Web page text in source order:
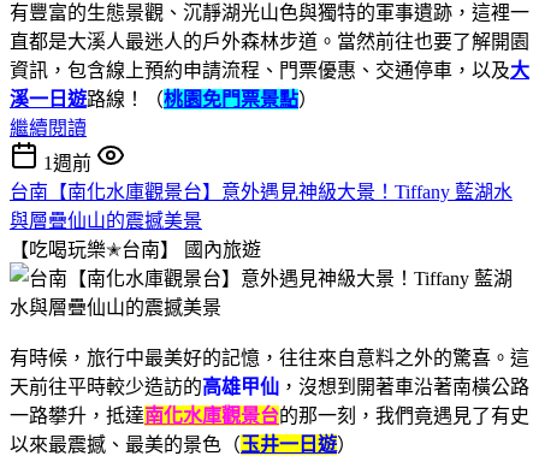
有豐富的生態景觀、沉靜湖光山色與獨特的軍事遺跡，這裡一
直都是大溪人最迷人的戶外森林步道。當然前往也要了解開園
資訊，包含線上預約申請流程、門票優惠、交通停車，以及大
溪一日遊路線！（桃園免門票景點）
繼續閱讀
1週前
台南【南化水庫觀景台】意外遇見神級大景！Tiffany 藍湖水
與層疊仙山的震撼美景
【吃喝玩樂✭台南】
國內旅遊
有時候，旅行中最美好的記憶，往往來自意料之外的驚喜。這
天前往平時較少造訪的高雄甲仙 ，沒想到開著車沿著南橫公路
一路攀升，抵達南化水庫觀景台的那一刻，我們竟遇見了有史
以來最震撼、最美的景色（玉井一日遊）